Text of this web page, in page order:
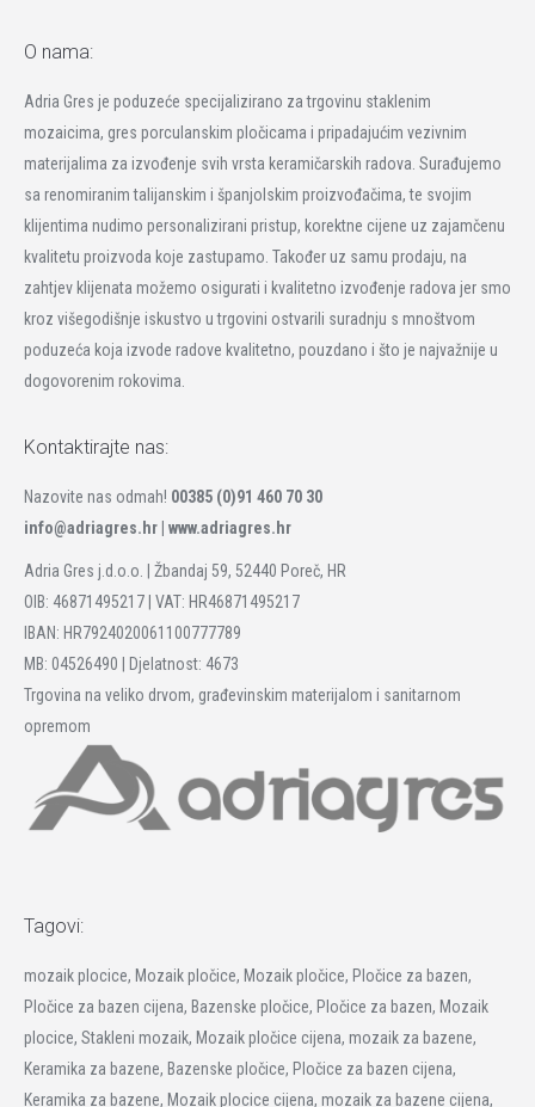
O nama:
Adria Gres je poduzeće specijalizirano za trgovinu staklenim
mozaicima, gres porculanskim pločicama i pripadajućim vezivnim
materijalima za izvođenje svih vrsta keramičarskih radova. Surađujemo
sa renomiranim talijanskim i španjolskim proizvođačima, te svojim
klijentima nudimo personalizirani pristup, korektne cijene uz zajamčenu
kvalitetu proizvoda koje zastupamo. Također uz samu prodaju, na
zahtjev klijenata možemo osigurati i kvalitetno izvođenje radova jer smo
kroz višegodišnje iskustvo u trgovini ostvarili suradnju s mnoštvom
poduzeća koja izvode radove kvalitetno, pouzdano i što je najvažnije u
dogovorenim rokovima.
Kontaktirajte nas:
Nazovite nas odmah! 00385 (0)91 460 70 30
info@adriagres.hr | www.adriagres.hr
Adria Gres j.d.o.o. | Žbandaj 59, 52440 Poreč, HR
OIB: 46871495217 | VAT: HR46871495217
IBAN: HR7924020061100777789
MB: 04526490 | Djelatnost: 4673
Trgovina na veliko drvom, građevinskim materijalom i sanitarnom
opremom
Tagovi:
mozaik plocice, Mozaik pločice, Mozaik pločice, Pločice za bazen,
Pločice za bazen cijena, Bazenske pločice, Pločice za bazen, Mozaik
plocice, Stakleni mozaik, Mozaik pločice cijena, mozaik za bazene,
Keramika za bazene, Bazenske pločice, Pločice za bazen cijena,
Keramika za bazene, Mozaik plocice cijena, mozaik za bazene cijena,